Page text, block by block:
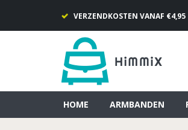
VERZENDKOSTEN VANAF €4,95
HOME ARMBANDEN